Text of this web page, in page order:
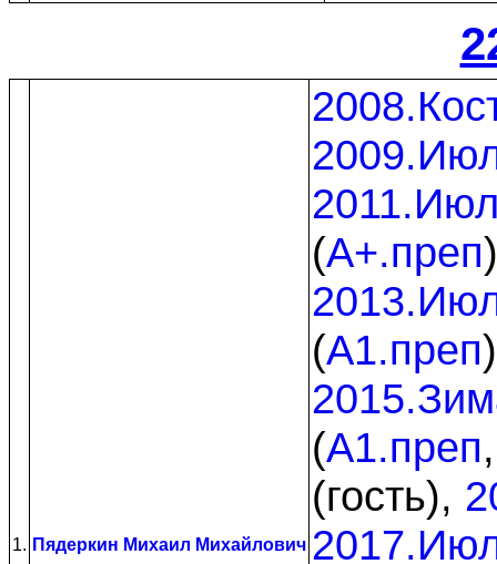
1. Пядеркин Михаил Михайлович
(A+.преп
(A1.преп
(A1.преп
(гость),